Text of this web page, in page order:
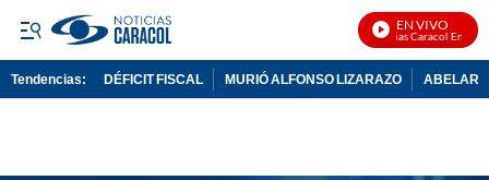
EN VIVO
Noticias Caracol En Vivo
Tendencias: DÉFICIT FISCAL MURIÓ ALFONSO LIZARAZO